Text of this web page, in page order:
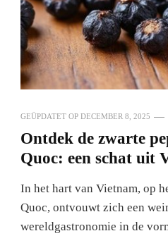
GEÜPDATET OP DECEMBER 8, 2025
Ontdek de zwarte
Quoc: een schat uit
In het hart van Vietnam, op
Quoc, ontvouwt zich een
wereldgastronomie in de